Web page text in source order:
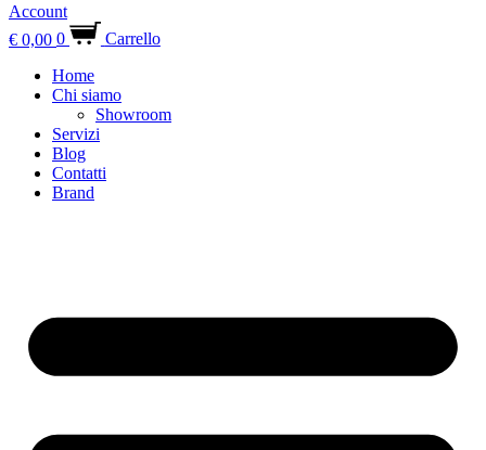
Account
€ 0,00 0
Carrello
Home
Chi siamo
Showroom
Servizi
Blog
Contatti
Brand